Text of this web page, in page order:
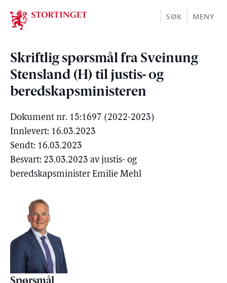
Stortinget.no
SØK MENY
Skriftlig spørsmål fra Sveinung
Stensland (H) til justis- og
beredskapsministeren
Dokument nr. 15:1697 (2022-2023)
Innlevert: 16.03.2023
Sendt: 16.03.2023
Besvart: 23.03.2023 av justis- og
beredskapsminister Emilie Mehl